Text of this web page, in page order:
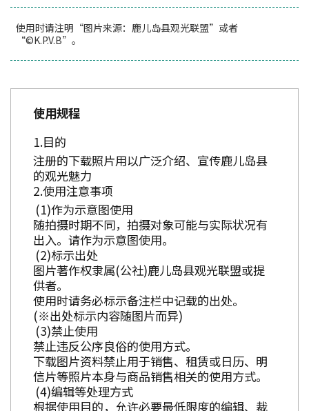
使用时请注明“图片来源：鹿儿岛县观光联盟”或者
“©K.P.V.B”。
使用规程
目的
注册的下载照片用以广泛介绍、宣传鹿儿岛县
的观光魅力
使用注意事项
作为示意图使用
随拍摄时期不同，拍摄对象可能与实际状况有
出入。请作为示意图使用。
标示出处
图片著作权隶属(公社)鹿儿岛县观光联盟或提
供者。
使用时请务必标示备注栏中记载的出处。
(※出处标示内容随图片而异)
禁止使用
禁止违反公序良俗的使用方式。
下载图片资料禁止用于销售、租赁或日历、明
信片等照片本身与商品销售相关的使用方式。
编辑等处理方式
根据使用目的，允许必要最低限度的编辑、裁